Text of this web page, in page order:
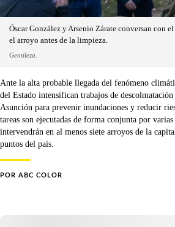
Óscar González y Arsenio Zárate conversan con
el arroyo antes de la limpieza.
Gentileza.
Ante la alta probable llegada del fenómeno
del Estado intensifican trabajos de
Asunción para prevenir inundaciones y reducir
tareas son ejecutadas de forma conjunta por
intervendrán en al menos siete arroyos de la
puntos del país.
POR ABC COLOR